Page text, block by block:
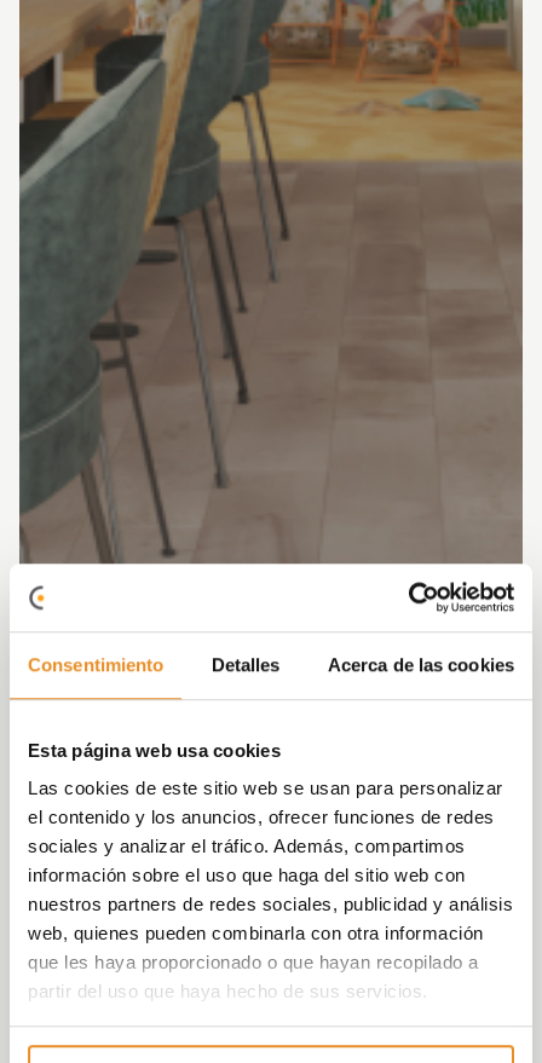
Consentimiento Detalles Acerca de las cookies
Esta página web usa cookies
Las cookies de este sitio web se usan para personalizar
el contenido y los anuncios, ofrecer funciones de redes
sociales y analizar el tráfico. Además, compartimos
información sobre el uso que haga del sitio web con
nuestros partners de redes sociales, publicidad y análisis
web, quienes pueden combinarla con otra información
que les haya proporcionado o que hayan recopilado a
partir del uso que haya hecho de sus servicios.